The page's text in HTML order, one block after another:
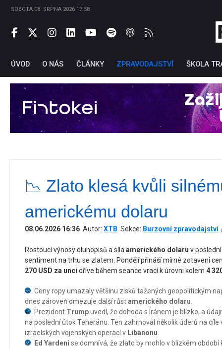
SOBOTA 08. SRPNA 2026 17:58
ÚVOD O NÁS ČLÁNKY ZPRAVODAJSTVÍ ŠKOLA
📉 Zlato klesá kvůli
americkému dolaru
08.06.2026 16:36 Autor: XTB Sekce: Burzovní zpravodajství
Rostoucí výnosy dluhopisů a sílaamerického dolaru v
sentiment na trhu se zlatem. Pondělí přináší mírné zotavení
270 USD za unci dříve během seance vrací k úrovni kolem 4
Ceny ropy umazaly většinu zisků tažených geopolitickým
dnes zároveň omezuje další růstamerického dolaru.
Prezident Trumpuvedl, že dohoda s Íránem je blízko, a
na poslední útok Teheránu. Ten zahrnoval několik úderů na cíle
izraelských vojenských operací v Libanonu.
Ed Yardeni se domnívá, že zlato by mohlo v blízkém